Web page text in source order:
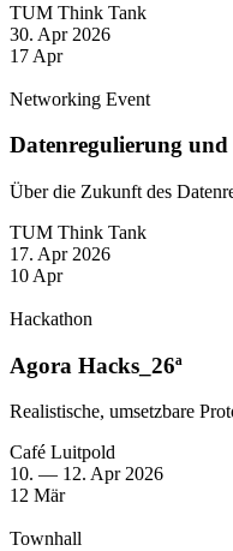
TUM Think Tank
30. Apr 2026
17 Apr
Networking Event
Datenregulierung
Über die Zukunft des
TUM Think Tank
17. Apr 2026
10 Apr
Hackathon
Agora Hacks_26ª
Realistische, umsetzbare
Café Luitpold
10. — 12. Apr 2026
12 Mär
Townhall